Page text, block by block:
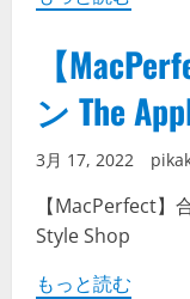
【
ン The
3月 17, 2022
【MacPerfect】
Style Shop
もっと読む